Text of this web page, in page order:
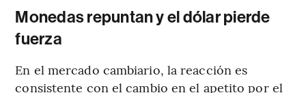
Monedas repuntan y el dólar pierde
fuerza
En el mercado cambiario, la reacción es
consistente con el cambio en el apetito por el